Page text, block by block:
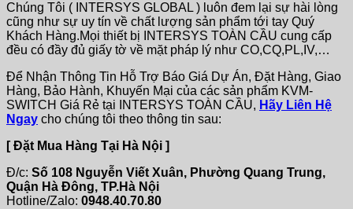
Chúng Tôi ( INTERSYS GLOBAL ) luôn đem lại sự hài lòng
cũng như sự uy tín về chất lượng sản phẩm tới tay Quý
Khách Hàng.Mọi thiết bị INTERSYS TOÀN CẦU cung cấp
đều có đầy đủ giấy tờ về mặt pháp lý như CO,CQ,PL,IV,…
Để Nhận Thông Tin Hỗ Trợ Báo Giá Dự Án, Đặt Hàng, Giao
Hàng, Bảo Hành, Khuyến Mại của các sản phẩm KVM-
SWITCH Giá Rẻ tại INTERSYS TOÀN CẦU, Hãy Liên Hệ
Ngay cho chúng tôi theo thông tin sau:
[ Đặt Mua Hàng Tại Hà Nội ]
Đ/c: Số 108 Nguyễn Viết Xuân, Phường Quang Trung,
Quận Hà Đông, TP.Hà Nội
Hotline/Zalo: 0948.40.70.80